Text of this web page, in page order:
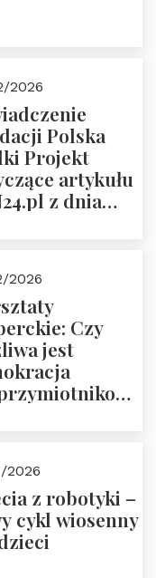
2026
Polska
Projekt
artykułu
z dnia
2026
Czy
jest
2026
z robotyki –
cykl wiosenny